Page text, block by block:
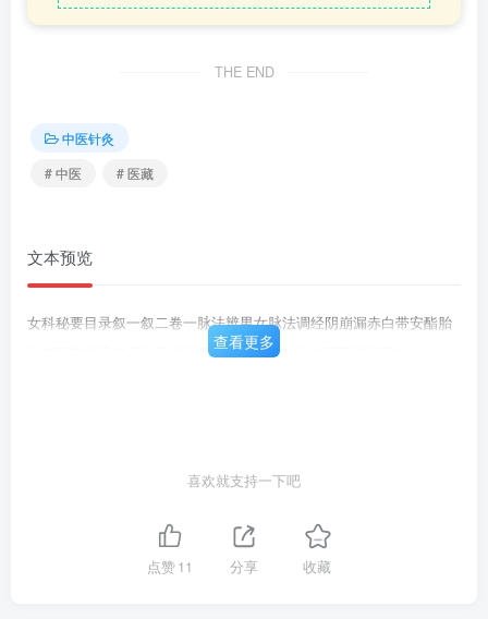
THE END
中医针灸
# 中医
# 医藏
文本预览
女科秘要目录叙一叙二卷一脉法辨男女脉法调经阴崩漏赤白带安酯胎
痛感阳带烦子箱子悬子淋胎死上喘难产横生胎衣不下产后寒热
查看更多
喜欢就支持一下吧
点赞11 分享 收藏